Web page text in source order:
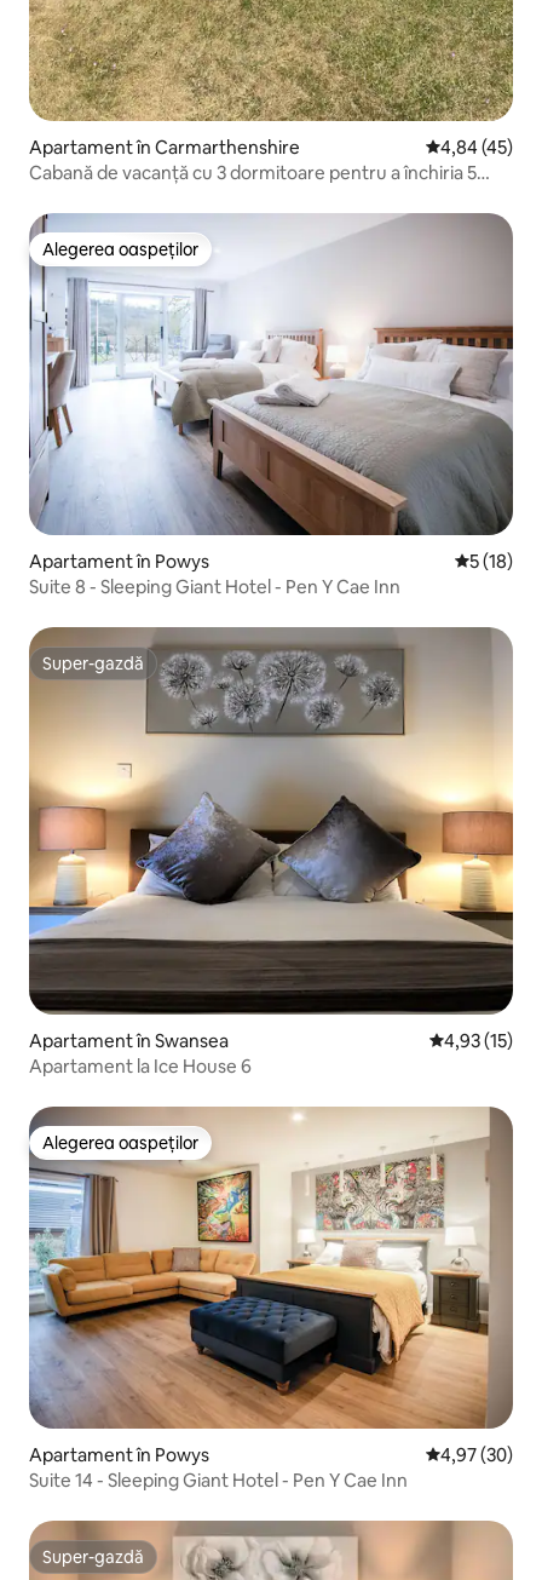
Apartament în Carmarthenshire Scor mediu
4,84 (45)
Cabană de vacanță cu 3 dormitoare pentru a închiria 5
Alegerea oaspeților
Alegerea oaspeților
Apartament în Powys Scor
5 (18)
Suite 8 - Sleeping Giant Hotel - Pen Y Cae Inn
Super-gazdă
Super-gazdă
Apartament în Swansea Scor mediu
4,93 (15)
Apartament la Ice House 6
Alegerea oaspeților
Alegerea oaspeților
Apartament în Powys Scor mediu
4,97 (30)
Suite 14 - Sleeping Giant Hotel - Pen Y Cae Inn
Super-gazdă
Super-gazdă